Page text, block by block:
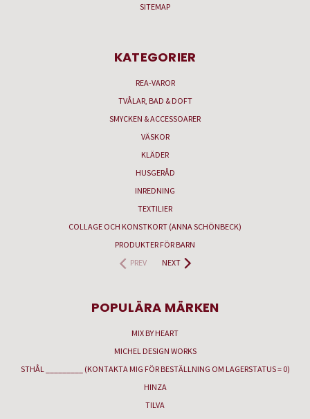
SITEMAP
KATEGORIER
REA-VAROR
TVÅLAR, BAD & DOFT
SMYCKEN & ACCESSOARER
VÄSKOR
KLÄDER
HUSGERÅD
INREDNING
TEXTILIER
COLLAGE OCH KONSTKORT (ANNA SCHÖNBECK)
PRODUKTER FÖR BARN
PREV
NEXT
POPULÄRA MÄRKEN
MIX BY HEART
MICHEL DESIGN WORKS
STHÅL _________ (KONTAKTA MIG FÖR BESTÄLLNING OM LAGERSTATUS = 0)
HINZA
TILVA